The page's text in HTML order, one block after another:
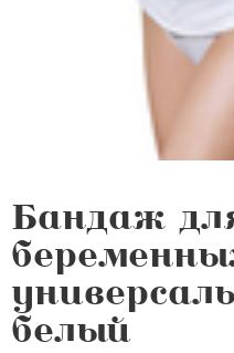
Бандаж
белый